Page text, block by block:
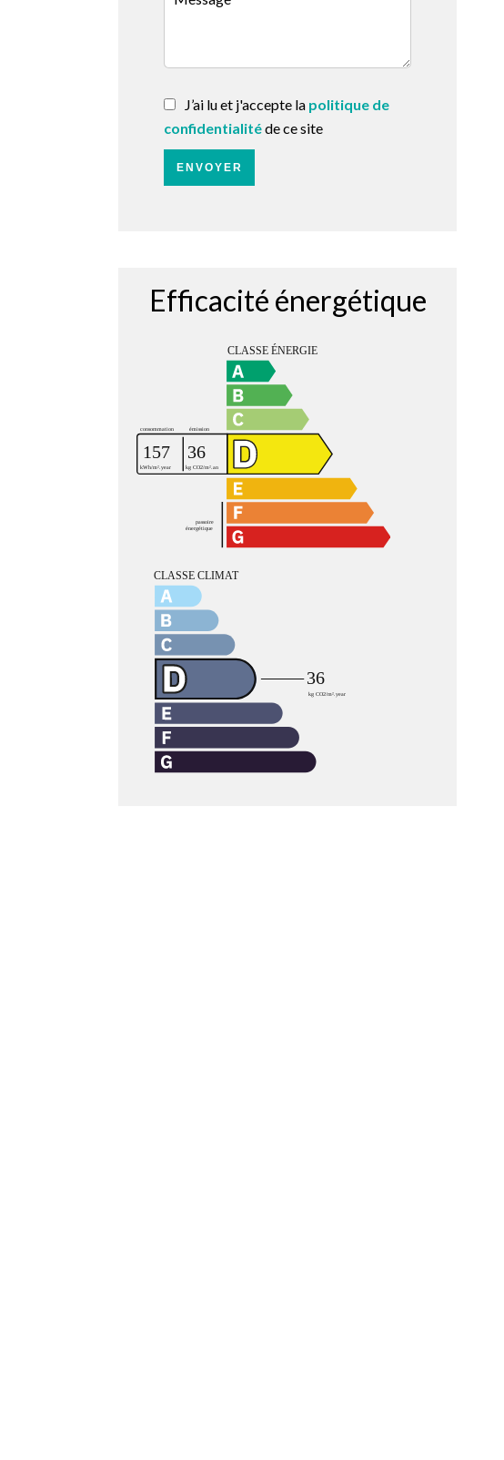
J’ai lu et j'accepte la politique de
confidentialitéde ce site
ENVOYER
Efficacité énergétique